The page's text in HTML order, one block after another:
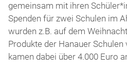
gemeinsam mit ihren
Spenden für zwei Schulen im
wurden z.B. auf dem
Produkte der Hanauer
kamen dabei über 4.000 Euro